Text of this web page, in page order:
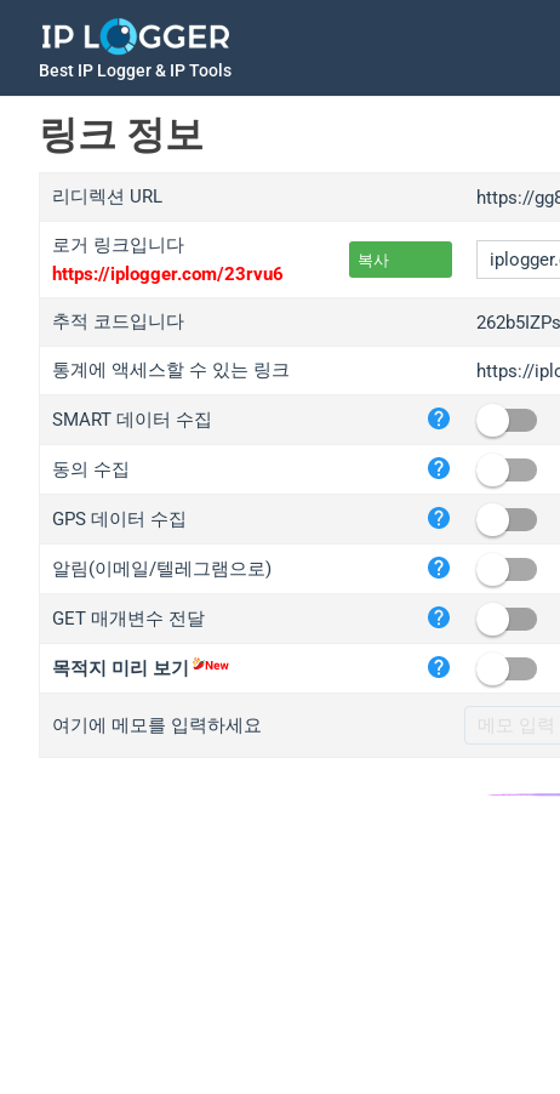
Best IP Logger & IP Tools
링크 정보
리디렉션 URL https://
로거 링크입니다
https://iplogger.com/23rvu6
복사
wl.gl
ed.tc
2no.co
추적 코드입니다
통계에 액세스할 수 있는 링크 https://
SMART 데이터 수집
동의 수집
GPS 데이터 수집
알림(이메일/텔레그램으로)
GET 매개변수 전달
목적지 미리 보기
여기에 메모를 입력하세요